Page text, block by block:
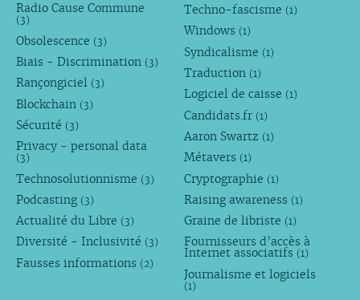
Radio Cause Commune
(3)
Obsolescence (3)
Biais - Discrimination (3)
Rançongiciel (3)
Blockchain (3)
Sécurité (3)
Privacy - personal data
(3)
Technosolutionnisme (3)
Podcasting (3)
Actualité du Libre (3)
Diversité - Inclusivité (3)
Fausses informations (2)
Techno-fascisme (1)
Windows (1)
Syndicalisme (1)
Traduction (1)
Logiciel de caisse (1)
Candidats.fr (1)
Aaron Swartz (1)
Métavers (1)
Cryptographie (1)
Raising awareness (1)
Graine de libriste (1)
Fournisseurs d’accès à
Internet associatifs (1)
Journalisme et logiciels
(1)